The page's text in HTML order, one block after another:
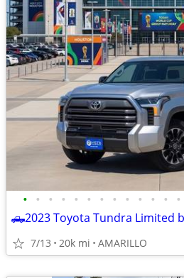
• • • • • • • • • • • • •
7/13 20k mi AMARILLO